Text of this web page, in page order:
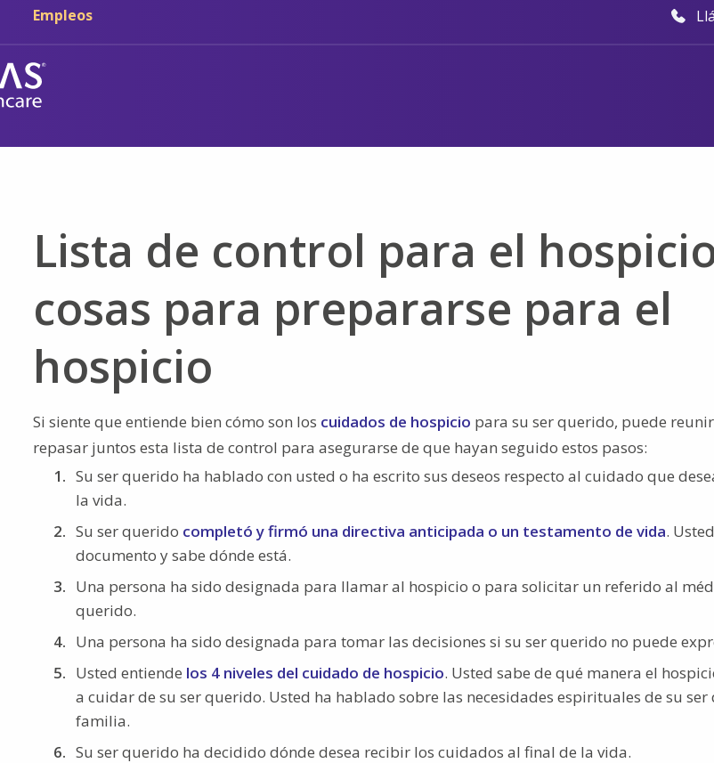
Ir al contenido principal
Ir a navegación
Empleos
Lista de control para el
cosas para prepararse para el
hospicio
Si siente que entiende bien cómo son los cuidados de hospicio para su ser querido, puede
repasar juntos esta lista de control para asegurarse de que hayan seguido estos pasos:
Su ser querido ha hablado con usted o ha escrito sus deseos respecto al cuidado que
la vida.
Su ser querido completó y firmó una directiva anticipada o un testamento de vida.
documento y sabe dónde está.
Una persona ha sido designada para llamar al hospicio o para solicitar un referido al
querido.
Una persona ha sido designada para tomar las decisiones si su ser querido no puede
Usted entiende los 4 niveles del cuidado de hospicio. Usted sabe de qué manera el
a cuidar de su ser querido. Usted ha hablado sobre las necesidades espirituales de su ser
familia.
Su ser querido ha decidido dónde desea recibir los cuidados al final de la vida.